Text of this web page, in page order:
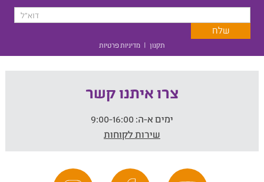
תקנון | מדיניות פרטיות
צרו איתנו קשר
ימים א-ה:
שירות לקוחות